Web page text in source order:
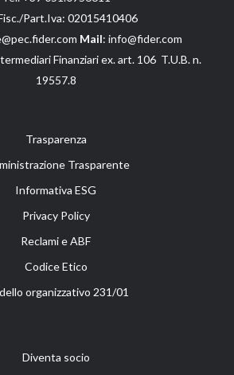
Part.Iva: 02015410406
Mail: info@fider.com
Finanziari ex. art. 106 T.U.B. n.
19557.8
Trasparenza
Trasparente
Informativa ESG
Privacy Policy
Reclami e ABF
Codice Etico
organizzativo 231/01
Diventa socio